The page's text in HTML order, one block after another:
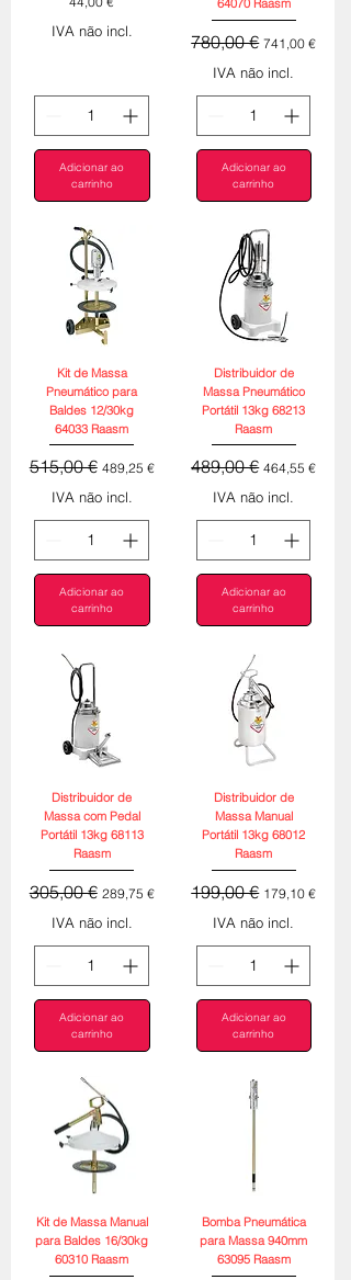
IVA não incl.
Adicionar ao
carrinho
64070 Raasm
Preço normal
780,00 € Preço
741,00 €
IVA não incl.
Adicionar ao
carrinho
Kit de Massa
Pneumático para
Baldes 12/30kg
64033 Raasm
Preço normal
515,00 € Preço promocional
489,25 €
IVA não incl.
Adicionar ao
carrinho
Distribuidor de
Massa Pneumático
Portátil 13kg 68213
Raasm
Preço normal
489,00 € Preço
464,55 €
IVA não incl.
Adicionar ao
carrinho
Distribuidor de
Massa com Pedal
Portátil 13kg 68113
Raasm
Preço normal
305,00 € Preço promocional
289,75 €
IVA não incl.
Adicionar ao
carrinho
Distribuidor de
Massa Manual
Portátil 13kg 68012
Raasm
Preço normal
199,00 € Preço
179,10 €
IVA não incl.
Adicionar ao
carrinho
Kit de Massa Manual
para Baldes 16/30kg
60310 Raasm
Bomba Pneumática
para Massa 940mm
63095 Raasm